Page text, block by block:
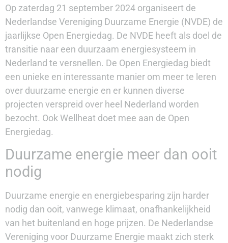
Op zaterdag 21 september 2024 organiseert de
Nederlandse Vereniging Duurzame Energie (NVDE) de
jaarlijkse Open Energiedag. De NVDE heeft als doel de
transitie naar een duurzaam energiesysteem in
Nederland te versnellen. De Open Energiedag biedt
een unieke en interessante manier om meer te leren
over duurzame energie en er kunnen diverse
projecten verspreid over heel Nederland worden
bezocht. Ook Wellheat doet mee aan de Open
Energiedag.
Duurzame energie meer dan ooit
nodig
Duurzame energie en energiebesparing zijn harder
nodig dan ooit, vanwege klimaat, onafhankelijkheid
van het buitenland en hoge prijzen. De Nederlandse
Vereniging voor Duurzame Energie maakt zich sterk